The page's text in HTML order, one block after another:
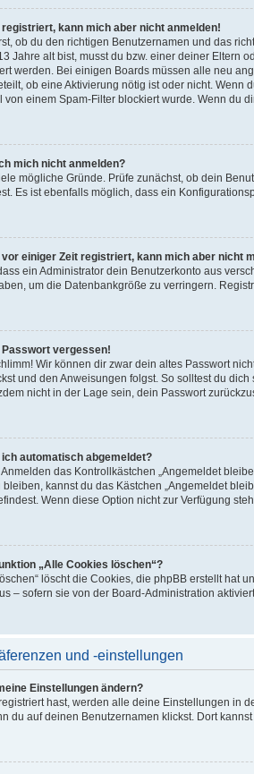
registriert, kann mich aber nicht anmelden!
ob du den richtigen Benutzernamen und das
Jahre alt bist, musst du bzw. einer deiner Eltern
werden. Bei einigen Boards müssen alle neu
ob eine Aktivierung nötig ist oder nicht.
von einem Spam-Filter blockiert wurde. Wenn du
mich nicht anmelden?
mögliche Gründe. Prüfe zunächst, ob dein
Es ist ebenfalls möglich, dass ein
vor einiger Zeit registriert, kann mich aber nicht
ein Administrator dein Benutzerkonto aus
um die Datenbankgröße zu verringern.
Passwort vergessen!
Wir können dir zwar dein altes Passwort
und den Anweisungen folgst. So solltest du
nicht in der Lage sein, dein Passwort
automatisch abgemeldet?
das Kontrollkästchen „Angemeldet
kannst du das Kästchen „Angemeldet
Wenn diese Option nicht zur Verfügung
„Alle Cookies löschen“?
löscht die Cookies, die phpBB erstellt hat
– sofern sie von der Board-Administration
und -einstellungen
Einstellungen ändern?
hast, werden alle deine Einstellungen in
du auf deinen Benutzernamen klickst. Dort